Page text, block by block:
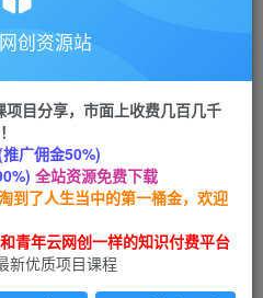
点赞爆款、配音入门、1
文案课等
关注 私信
创资源站
目分享，市面上收费几百几千
广佣金50%)
全站资源免费下载
到了人生当中的第一桶金，欢迎
青年云网创一样的知识付费平台
新优质项目课程